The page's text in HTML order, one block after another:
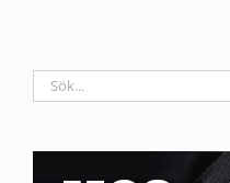
Sök
efter: